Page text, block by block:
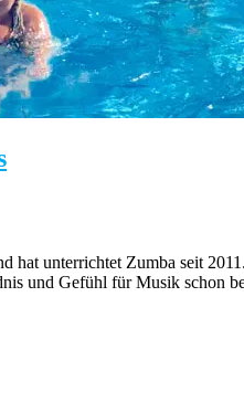
hat unterrichtet Zumba seit
und Gefühl für Musik schon